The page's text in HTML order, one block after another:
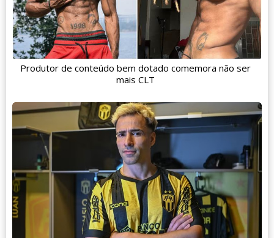
Produtor de conteúdo bem dotado comemora não ser
mais CLT